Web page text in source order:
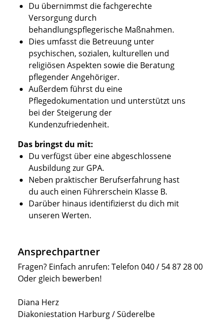
Du übernimmst die fachgerechte
Versorgung durch
behandlungspflegerische Maßnahmen.
Dies umfasst die Betreuung unter
psychischen, sozialen, kulturellen und
religiösen Aspekten sowie die Beratung
pflegender Angehöriger.
Außerdem führst du eine
Pflegedokumentation und unterstützt uns
bei der Steigerung der
Kundenzufriedenheit.
Das bringst du mit:
Du verfügst über eine abgeschlossene
Ausbildung zur GPA.
Neben praktischer Berufserfahrung hast
du auch einen Führerschein Klasse B.
Darüber hinaus identifizierst du dich mit
unseren Werten.
Ansprechpartner
Fragen? Einfach anrufen: Telefon 040 / 54 87 28 00
Oder gleich bewerben!
Diana Herz
Diakoniestation Harburg / Süderelbe